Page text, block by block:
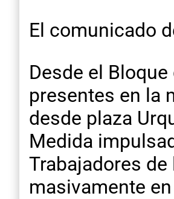
El comunicado
Desde el
presentes en la
desde plaza
Medida
Trabajadores
masivamente